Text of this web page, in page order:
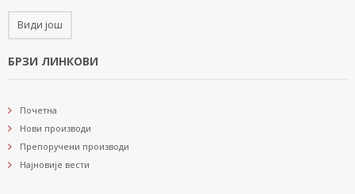
Види још
БРЗИ ЛИНКОВИ
Почетна
Нови производи
Препоручени производи
Најновије вести